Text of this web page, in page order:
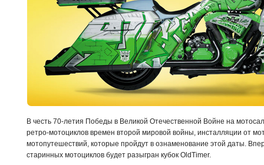
В честь 70-летия Победы в Великой Отечественной Войне на
ретро-мотоциклов времен второй мировой войны, инсталляции от
мотопутешествий, которые пройдут в ознаменование этой даты.
старинных мотоциклов будет разыгран кубок OldTimer.